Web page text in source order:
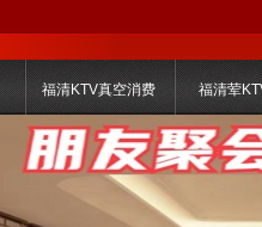
福清KTV真空消费 福清荤